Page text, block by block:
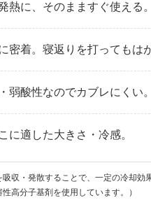
熱に、そのまますぐ使える。
密着。寝返りを打ってもは
弱酸性なのでカブレにくい。
に適した大きさ・冷感。
収・発散することで、一定の冷却効
高分子基剤を使用しています。）